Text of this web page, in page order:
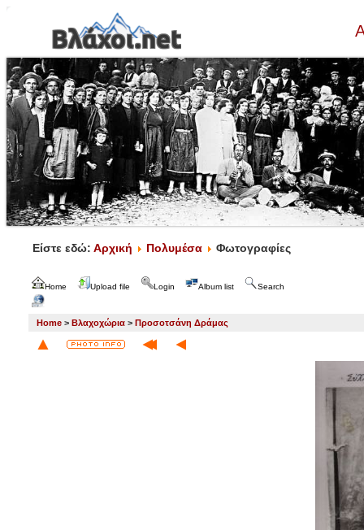
Είστε εδώ: Αρχική Πολυμέσα Φωτογραφίες
Home Upload file Login Album list Search
Home > Βλαχοχώρια > Προσοτσάνη Δράμας